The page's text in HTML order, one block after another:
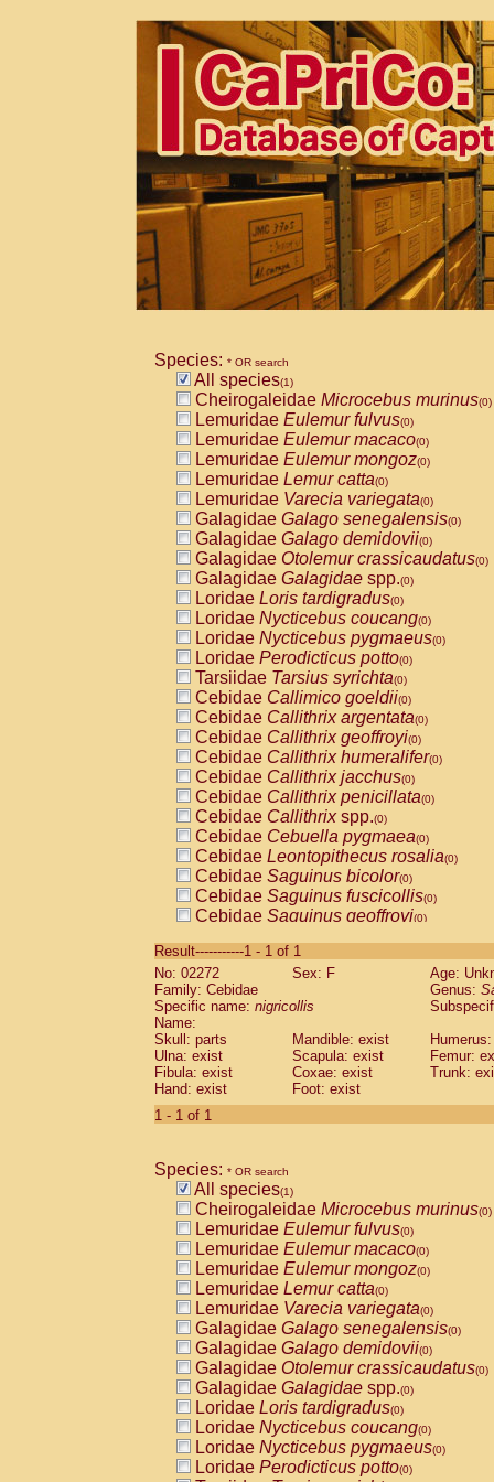
Species: * OR search
All species(1)
Cheirogaleidae Microcebus murinus(0)
Lemuridae Eulemur fulvus(0)
Lemuridae Eulemur macaco(0)
Lemuridae Eulemur mongoz(0)
Lemuridae Lemur catta(0)
Lemuridae Varecia variegata(0)
Galagidae Galago senegalensis(0)
Galagidae Galago demidovii(0)
Galagidae Otolemur crassicaudatus(0)
Galagidae Galagidae spp.(0)
Loridae Loris tardigradus(0)
Loridae Nycticebus coucang(0)
Loridae Nycticebus pygmaeus(0)
Loridae Perodicticus potto(0)
Tarsiidae Tarsius syrichta(0)
Cebidae Callimico goeldii(0)
Cebidae Callithrix argentata(0)
Cebidae Callithrix geoffroyi(0)
Cebidae Callithrix humeralifer(0)
Cebidae Callithrix jacchus(0)
Cebidae Callithrix penicillata(0)
Cebidae Callithrixspp.(0)
Cebidae Cebuella pygmaea(0)
Cebidae Leontopithecus rosalia(0)
Cebidae Saguinus bicolor(0)
Cebidae Saguinus fuscicollis(0)
Cebidae Saguinus geoffroyi(0)
CebidaeSaguinus labiatus(0)
Cebidae Saguinus leucopus (0)
Cebidae
CebidaeSaguinus mystax
Cebidae Saguinus nigricollis (1)
Cebidae Saguinus oedipus
Cebidae Saguinus weddelli
Cebidae Saguinusspp.
Cebidae
CebidaeCebus capucinus
CebidaeCebus nigrivittatus
CebidaeCebus spp.(0)
CebidaeSaimiri boliviensis(0)
CebidaeSaimiri sciureus(0)
AtelidaeAlouatta caraya(0)
AtelidaeAlouatta fusca(0)
AtelidaeAlouatta seniculus(0)
AtelidaeAlouattaspp.(0)
AtelidaeAteles belzebuth(0)
AtelidaeAteles geoffroyi(0)
AtelidaeAteles paniscus(0)
AtelidaeAtelesspp.(0)
AtelidaeLagothrix lagothricha(0)
AtelidaeLagothrix lagothricha cana
PitheciidaeCacajao calvus
Result-----------1 - 1 of 1
No: 02272
Sex: F
Age:
Family: Cebidae
Genus:
Specific name: nigricollis
Name:
Skull: parts
Mandible: exist
Ulna: exist
Scapula: exist
Femur:
Fibula: exist
Coxae: exist
Trunk:
Hand: exist
Foot: exist
1 - 1 of 1
Species: * OR search
All species(1)
Cheirogaleidae Microcebus murinus(0)
Lemuridae Eulemur fulvus(0)
Lemuridae Eulemur macaco(0)
Lemuridae Eulemur mongoz(0)
Lemuridae Lemur catta(0)
Lemuridae Varecia variegata(0)
Galagidae Galago senegalensis(0)
Galagidae Galago demidovii(0)
Galagidae Otolemur crassicaudatus(0)
Galagidae Galagidae spp.(0)
Loridae Loris tardigradus(0)
Loridae Nycticebus coucang(0)
Loridae Nycticebus pygmaeus(0)
Loridae Perodicticus potto(0)